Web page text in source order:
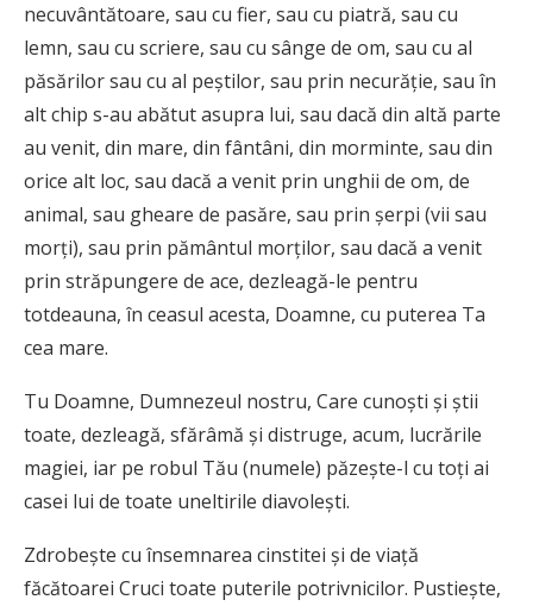
necuvântătoare, sau cu fier, sau cu piatră, sau cu
lemn, sau cu scriere, sau cu sânge de om, sau cu al
păsărilor sau cu al peștilor, sau prin necurăție, sau în
alt chip s-au abătut asupra lui, sau dacă din altă parte
au venit, din mare, din fântâni, din morminte, sau din
orice alt loc, sau dacă a venit prin unghii de om, de
animal, sau gheare de pasăre, sau prin șerpi (vii sau
morți), sau prin pământul morților, sau dacă a venit
prin străpungere de ace, dezleagă-le pentru
totdeauna, în ceasul acesta, Doamne, cu puterea Ta
cea mare.
Tu Doamne, Dumnezeul nostru, Care cunoști și știi
toate, dezleagă, sfărâmă și distruge, acum, lucrările
magiei, iar pe robul Tău (numele) păzește-l cu toți ai
casei lui de toate uneltirile diavolești.
Zdrobește cu însemnarea cinstitei și de viață
făcătoarei Cruci toate puterile potrivnicilor. Pustiește,